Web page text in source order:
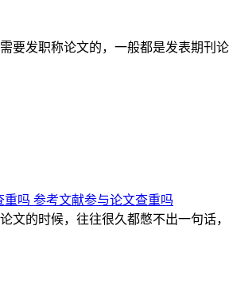
要发职称论文的，一般都是发表期刊
吗 参考文献参与论文查重吗
文的时候，往往很久都憋不出一句话